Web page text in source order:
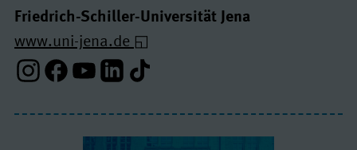
Friedrich-Schiller-Universität Jena
www.uni-jena.de
Instagram-Profil
Facebook-Profil
Youtube-Profil
Linkedin-Profil
Tiktok-Profil